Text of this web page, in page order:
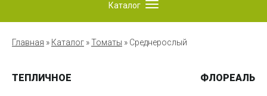
Каталог
Главная » Каталог »Томаты » Среднерослый
ТЕПЛИЧНОЕ ФЛОРЕАЛЬ